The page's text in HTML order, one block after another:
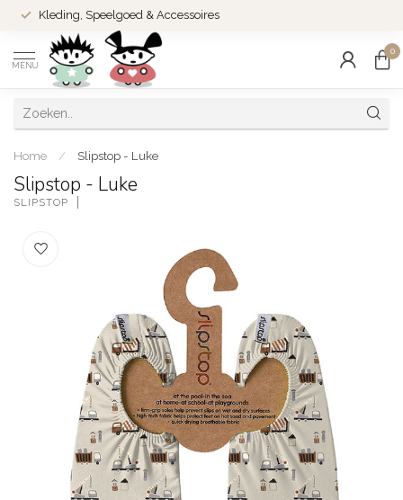
Kleding, Speelgoed & Accessoires
MENU
0
Home / Slipstop - Luke
Slipstop - Luke
SLIPSTOP